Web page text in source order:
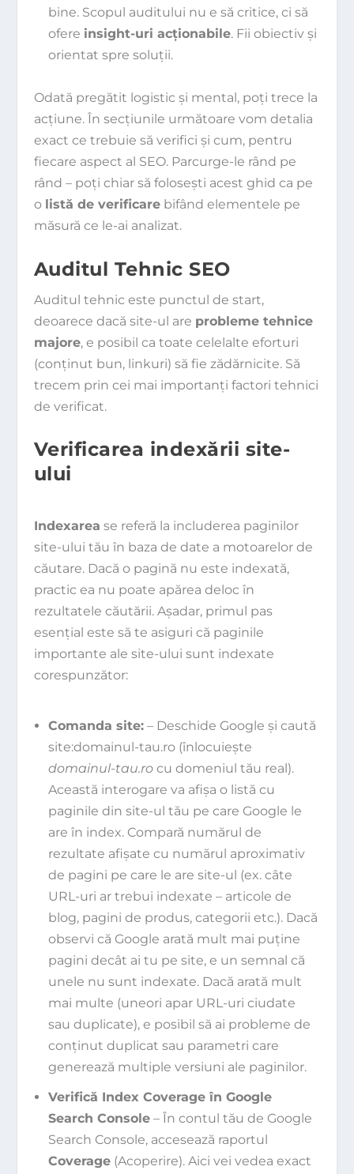
bine. Scopul auditului nu e să critice, ci să
ofere insight-uri acționabile. Fii obiectiv și
orientat spre soluții.
Odată pregătit logistic și mental, poți trece la
acțiune. În secțiunile următoare vom detalia
exact ce trebuie să verifici și cum, pentru
fiecare aspect al SEO. Parcurge-le rând pe
rând – poți chiar să folosești acest ghid ca pe
o listă de verificarebifând elementele pe
măsură ce le-ai analizat.
Auditul Tehnic SEO
Auditul tehnic este punctul de start,
deoarece dacă site-ul are probleme tehnice
majore, e posibil ca toate celelalte eforturi
(conținut bun, linkuri) să fie zădărnicite. Să
trecem prin cei mai importanți factori tehnici
de verificat.
Verificarea indexării site-
ului
Indexarea se referă la includerea paginilor
site-ului tău în baza de date a motoarelor de
căutare. Dacă o pagină nu este indexată,
practic ea nu poate apărea deloc în
rezultatele căutării. Așadar, primul pas
esențial este să te asiguri că paginile
importante ale site-ului sunt indexate
corespunzător:
Comanda site:– Deschide Google și caută
site:domainul-tau.ro(înlocuiește
domainul-tau.rocu domeniul tău real).
Această interogare va afișa o listă cu
paginile din site-ul tău pe care Google le
are în index. Compară numărul de
rezultate afișate cu numărul aproximativ
de pagini pe care le are site-ul (ex. câte
URL-uri ar trebui indexate – articole de
blog, pagini de produs, categorii etc.). Dacă
observi că Google arată mult mai puține
pagini decât ai tu pe site, e un semnal că
unele nu sunt indexate. Dacă arată mult
mai multe (uneori apar URL-uri ciudate
sau duplicate), e posibil să ai probleme de
conținut duplicat sau parametri care
generează multiple versiuni ale paginilor.
Verifică Index Coverage în Google
Search Console– În contul tău de Google
Search Console, accesează raportul
Coverage(Acoperire). Aici vei vedea exact